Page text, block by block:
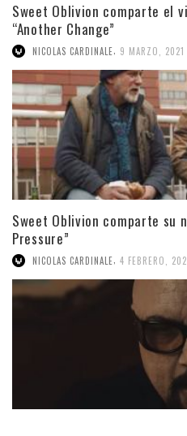
Sweet Oblivion comparte el
“Another Change”
NICOLAS CARDINALE 9 MARZO, 2021
Sweet Oblivion comparte su
Pressure”
NICOLAS CARDINALE 4 FEBRERO,